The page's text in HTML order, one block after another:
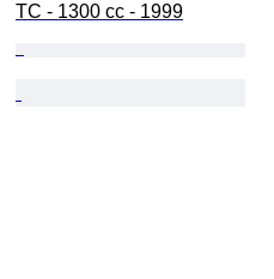
TC - 1300 cc - 1999